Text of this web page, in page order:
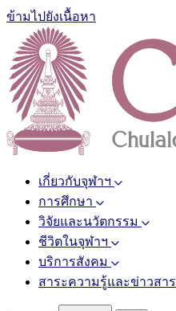
ข้ามไปยังเนื้อหา
เกี่ยวกับจุฬาฯ
การศึกษา
วิจัยและนวัตกรรม
ชีวิตในจุฬาฯ
บริการสังคม
สาระความรู้และข่าวสาร